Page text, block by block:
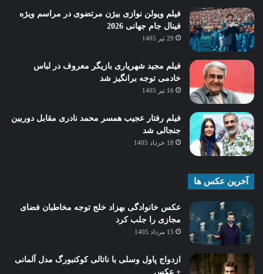
فیلم ویولن نوازی بیژن مرتضوی در مراسم ویژه
فینال جام جهانی 2026
29 تیر 1405
فیلم مجید شهریاری بازیگر معروف در لباس
خادمی توجه برانگیز شد
16 تیر 1405
فیلم رفتار عجیب همسر محمد نادری مقابل دوربین
جنجالی شد
18 خرداد 1405
آخرین عکس ها
عکس خانوادگی بهزاد خلج توجه مخاطبان فضای
مجازی را جلب کرد
15 مرداد 1405
ازدواج پاول وسلی با ناتالی کوکنبورگ مدل آلمانی
+ عکس